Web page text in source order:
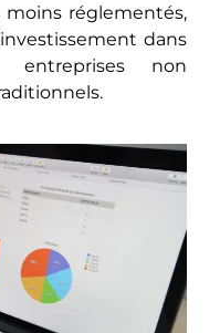
réglementés,
dans
non